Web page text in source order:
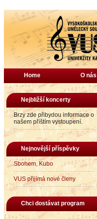
Home O nás
Nejbližší koncerty
Brzy zde přibydou informace o
našem příštím vystoupení.
Nejnovější příspěvky
Sbohem, Kubo
VUS přijímá nové členy
Chci dostávat program